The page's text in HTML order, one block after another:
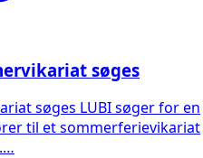
søges
søges LUBI søger for en
til et sommerferievikariat